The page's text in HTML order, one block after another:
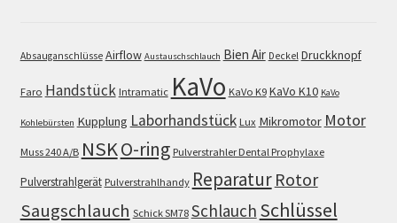
Absauganschlüsse Airflow Austauschschlauch Bien Air Deckel Druckknopf
Faro Handstück Intramatic KaVo KaVo K9 KaVo K10 KaVo
Kohlebürsten Kupplung Laborhandstück Lux Mikromotor Motor
Muss 240 A/B NSKO-ring Pulverstrahler Dental Prophylaxe
Pulverstrahlgerät Pulverstrahlhandy Reparatur Rotor
Saugschlauch Schick SM78 Schlauch Schlüssel